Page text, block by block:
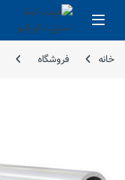
Skip to navigation
Skip to content
خانه فروشگاه